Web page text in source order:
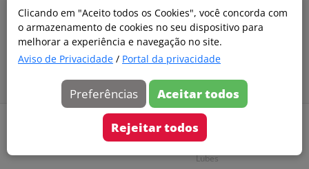
Clicando em "Aceito todos os Cookies", você concorda com
o armazenamento de cookies no seu dispositivo para
melhorar a experiência e navegação no site.
Aviso de Privacidade / Portal da privacidade
Preferências Aceitar todos
Rejeitar todos
Página
Inicial
Guia
Troca
Lubes